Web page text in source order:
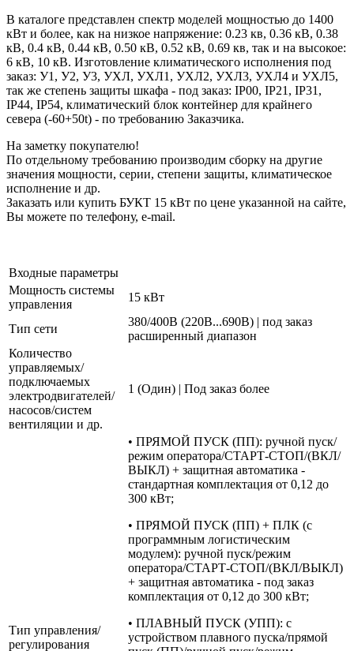
В каталоге представлен спектр моделей мощностью до 1400
кВт и более, как на низкое напряжение: 0.23 кв, 0.36 кВ, 0.38
кВ, 0.4 кВ, 0.44 кВ, 0.50 кВ, 0.52 кВ, 0.69 кв, так и на высокое:
6 кВ, 10 кВ. Изготовление климатического исполнения под
заказ: У1, У2, У3, УХЛ, УХЛ1, УХЛ2, УХЛ3, УХЛ4 и УХЛ5,
так же степень защиты шкафа - под заказ: IP00, IP21, IP31,
IP44, IP54, климатический блок контейнер для крайнего
севера (-60+50t) - по требованию Заказчика.
На заметку покупателю!
По отдельному требованию производим сборку на другие
значения мощности, серии, степени защиты, климатическое
исполнение и др.
Заказать или купить БУКТ 15 кВт по цене указанной на сайте,
Вы можете по телефону, e-mail.
Входные параметры
Мощность системы
управления
15 кВт
Тип сети
380/400В (220В...690В) | под заказ
расширенный диапазон
Количество
управляемых/
подключаемых
электродвигателей/
насосов/систем
вентиляции и др.
1 (Один) | Под заказ более
Тип управления/
регулирования
• ПРЯМОЙ ПУСК (ПП): ручной пуск/
режим оператора/СТАРТ-СТОП/(ВКЛ/
ВЫКЛ) + защитная автоматика -
стандартная комплектация от 0,12 до
300 кВт;
• ПРЯМОЙ ПУСК (ПП) + ПЛК (с
программным логистическим
модулем): ручной пуск/режим
оператора/СТАРТ-СТОП/(ВКЛ/ВЫКЛ)
+ защитная автоматика - под заказ
комплектация от 0,12 до 300 кВт;
• ПЛАВНЫЙ ПУСК (УПП): с
устройством плавного пуска/прямой